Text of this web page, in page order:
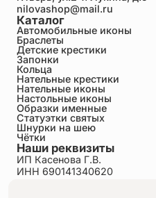
Каталог
Автомобильные иконы
Браслеты
Детские крестики
Запонки
Кольца
Нательные крестики
Нательные иконы
Настольные иконы
Образки именные
Статуэтки святых
Шнурки на шею
Чётки
nilovashop@mail.ru
Наши реквизиты
ИП Касенова Г.В.
ИНН 690141340620